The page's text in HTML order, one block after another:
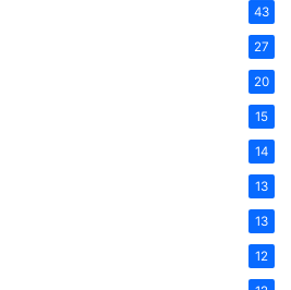
43
27
20
15
14
13
13
12